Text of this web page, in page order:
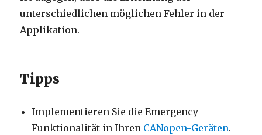
unterschiedlichen möglichen Fehler in der
Applikation.
Tipps
Implementieren Sie die Emergency-
Funktionalität in Ihren CANopen-Geräten.